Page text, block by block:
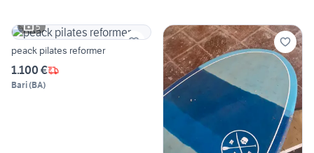
5
peack pilates reformer
1.100 €
Bari(BA)